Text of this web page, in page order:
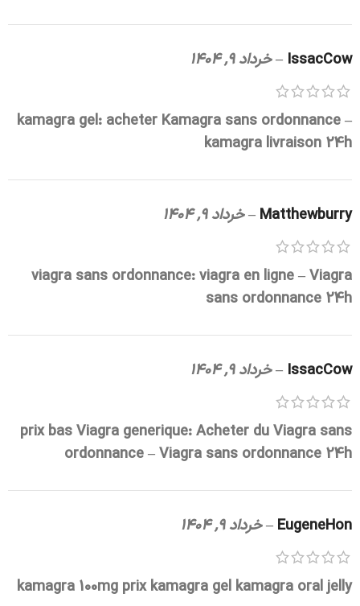
IssacCow
–خرداد 9, 1404
kamagra gel: acheter Kamagra sans ordonnance–
kamagra livraison 24h
Matthewburry
–خرداد 9, 1404
viagra sans ordonnance:viagra en ligne– Viagra
sans ordonnance 24h
IssacCow
–خرداد 9, 1404
prix bas Viagra generique:Acheter du Viagra sans
ordonnance– Viagra sans ordonnance 24h
EugeneHon
–خرداد 9, 1404
kamagra 100mg prixkamagra gel kamagra oral jelly